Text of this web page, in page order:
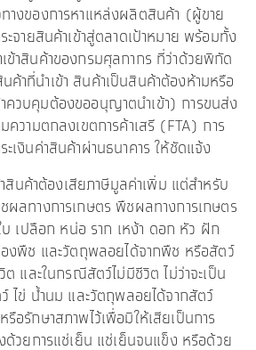
างของการหาแหล่งผลิตสินค้า (ผู้ขาย
จายสินค้าเข้าสู่ตลาดเป้าหมาย พร้อมทั้ง
ข้าสินค้าของกรมศุลกากร ที่ว่าด้วยพิกัด
ค้าที่นำเข้า สินค้าเป็นสินค้าต้องห้ามหรือ
วบคุมต้องขออนุญาตนำเข้า) การขนส่ง
ความตกลงเขตการค้าเสรี (FTA) การ
เงินค่าสินค้าผ่านธนาคาร ให้ชัดแจ้ง
นค้าต้องเสียภาษีมูลค่าเพิ่ม แต่สำหรับ
ผลทางการเกษตร พืชผลทางการเกษตร
บ เปลือก หน่อ ราก เหง้า ดอก หัว ฝัก
งพืช และวัตถุพลอยได้จากพืช หรือสัตว์
ต และในกรณีสัตว์ไม่มีชีวิต ไม่ว่าจะเป็น
ไข่ น้ำนม และวัตถุพลอยได้จากสัตว์
อรักษาสภาพไว้เพื่อมิให้เสียเป็นการ
ด้วยการแช่เย็น แช่เย็นจนแข็ง หรือด้วย